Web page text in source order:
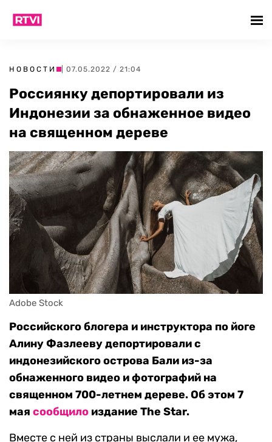
НОВОСТИ | 07.05.2022 / 21:04
Россиянку депортировали из
Индонезии за обнаженное видео
на священном дереве
Adobe Stock
Российского блогера и инструктора по йоге
Алину Фазлееву депортировали с
индонезийского острова Бали из-за
обнаженного видео и фотографий на
священном 700-летнем дереве. Об этом 7
мая сообщило издание The Star.
Вместе с ней из страны выслали и ее мужа,